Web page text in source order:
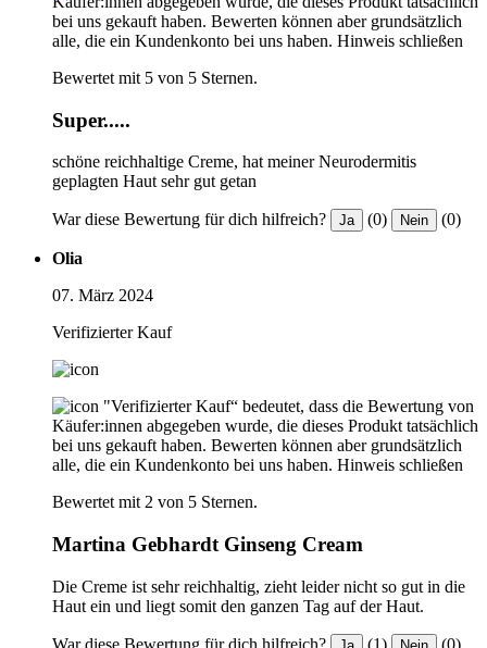
bei uns gekauft haben. Bewerten können aber grundsätzlich
alle, die ein Kundenkonto bei uns haben. Hinweis schließen
Bewertet mit 5 von 5 Sternen.
Super.....
schöne reichhaltige Creme, hat meiner Neurodermitis
geplagten Haut sehr gut getan
War diese Bewertung für dich hilfreich? Ja (0) Nein (0)
Olia
07. März 2024
Verifizierter Kauf
"Verifizierter Kauf“ bedeutet, dass die Bewertung von
Käufer:innen abgegeben wurde, die dieses Produkt tatsächlich
bei uns gekauft haben. Bewerten können aber grundsätzlich
alle, die ein Kundenkonto bei uns haben. Hinweis schließen
Bewertet mit 2 von 5 Sternen.
Martina Gebhardt Ginseng Cream
Die Creme ist sehr reichhaltig, zieht leider nicht so gut in die
Haut ein und liegt somit den ganzen Tag auf der Haut.
War diese Bewertung für dich hilfreich? (1) (0)